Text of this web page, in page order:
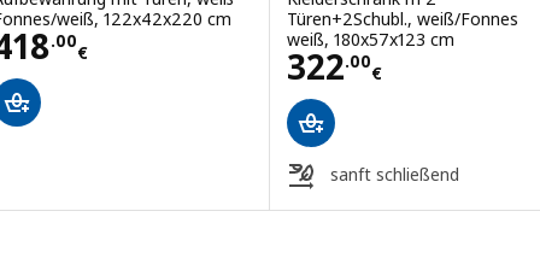
weiß, 122x42x220 cm
.00
€
418.00€
Türen+2Schubl., weiß/Fonnes
weiß, 180x57x123 cm
322.00
€
Preis 322.00€
sanft schließend